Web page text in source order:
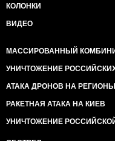
КОЛОНКИ
ВИДЕО
МАССИРОВАННЫЙ
УНИЧТОЖЕНИЕ
АТАКА ДРОНОВ НА
РАКЕТНАЯ АТАКА НА КИЕВ
УНИЧТОЖЕНИЕ